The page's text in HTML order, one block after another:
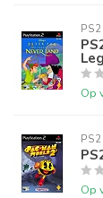
PS2
Op
PS2
Op